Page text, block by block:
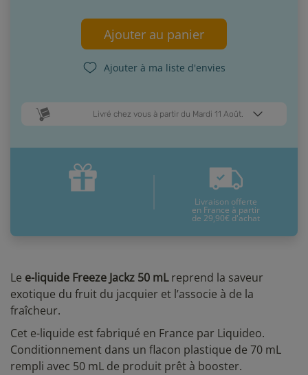
Le e-liquide Freeze Jackz 50 mLreprend la saveur
exotique du fruit du jacquier et l’associe à de la
fraîcheur.
Cet e-liquide est fabriqué en France par Liquideo.
Conditionnement dans un flacon plastique de 70 mL
rempli avec 50 mL de produit prêt à booster.
Ajouter au panier
Ajouter à ma liste d'envies
Livré chez vous à partir du Mardi 11 Août.
Jeudi 13 Août Mardi 11 Août
* Pour une livraison en France métropolitaine+ d'infos
Livraison offerte
en France à partir
de 29,90€ d'achat